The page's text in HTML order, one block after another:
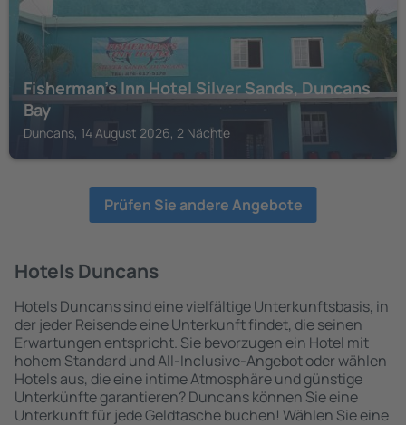
Fisherman's Inn Hotel Silver Sands, Duncans
Bay
Duncans, 14 August 2026, 2 Nächte
Prüfen Sie andere Angebote
Hotels Duncans
Hotels Duncans sind eine vielfältige Unterkunftsbasis, in
der jeder Reisende eine Unterkunft findet, die seinen
Erwartungen entspricht. Sie bevorzugen ein Hotel mit
hohem Standard und All-Inclusive-Angebot oder wählen
Hotels aus, die eine intime Atmosphäre und günstige
Unterkünfte garantieren? Duncans können Sie eine
Unterkunft für jede Geldtasche buchen! Wählen Sie eine